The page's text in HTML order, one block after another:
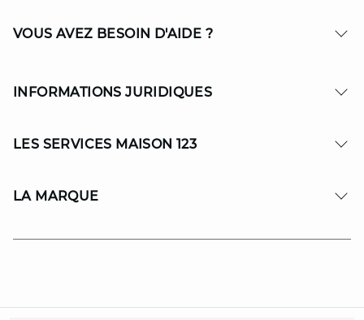
VOUS AVEZ BESOIN D'AIDE ?
INFORMATIONS JURIDIQUES
LES SERVICES MAISON 123
LA MARQUE